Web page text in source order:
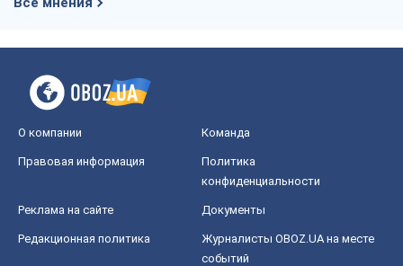
О компании Команда
Правовая информация
Политика
конфиденциальности
Реклама на сайте Документы
Редакционная политика
Журналисты OBOZ.UA на месте
событий